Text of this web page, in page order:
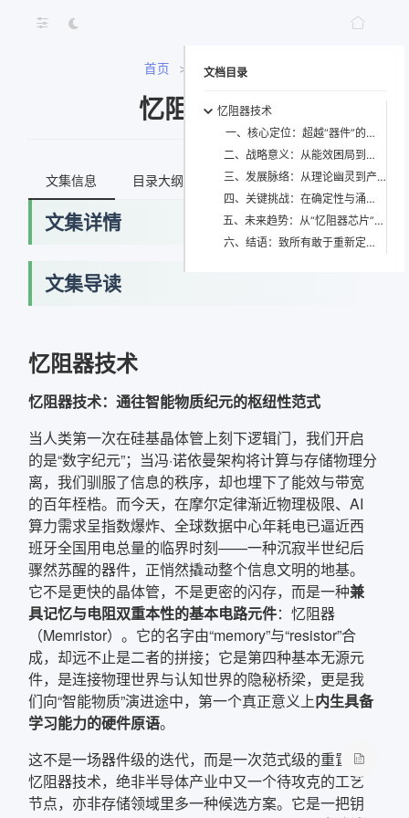
首页 > 忆阻器技术
忆阻器技术
文集信息 目录大纲 最新文档 知识宇宙
文集详情
文集导读
忆阻器技术
忆阻器技术：通往智能物质纪元的枢纽性范式
当人类第一次在硅基晶体管上刻下逻辑门，我们开启
的是“数字纪元”；当冯·诺依曼架构将计算与存储物理分
离，我们驯服了信息的秩序，却也埋下了能效与带宽
的百年桎梏。而今天，在摩尔定律渐近物理极限、AI
算力需求呈指数爆炸、全球数据中心年耗电已逼近西
班牙全国用电总量的临界时刻——一种沉寂半世纪后
骤然苏醒的器件，正悄然撬动整个信息文明的地基。
它不是更快的晶体管，不是更密的闪存，而是一种兼
具记忆与电阻双重本性的基本电路元件：忆阻器
（Memristor）。它的名字由“memory”与“resistor”合
成，却远不止是二者的拼接；它是第四种基本无源元
件，是连接物理世界与认知世界的隐秘桥梁，更是我
们向“智能物质”演进途中，第一个真正意义上内生具备
学习能力的硬件原语。
这不是一场器件级的迭代，而是一次范式级的重置。
忆阻器技术，绝非半导体产业中又一个待攻克的工艺
节点，亦非存储领域里多一种候选方案。它是一把钥
文档目录
忆阻器技术
一、核心定位：超越“器件”的元范式
二、战略意义：从能效困局到智能主权的跃迁
三、发展脉络：从理论幽灵到产业星火的螺旋上升
四、关键挑战：在确定性与涌现性之间走钢丝
五、未来趋势：从“忆阻器芯片”到“可编程物质”的升维
六、结语：致所有敢于重新定义“可能”的探索者